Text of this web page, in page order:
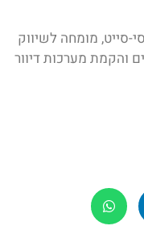
מומחה לשיווק
מערכות דיוור